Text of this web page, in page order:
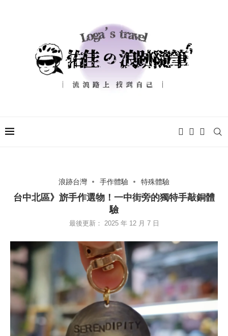
浪跡台灣 手作體驗 特殊體驗
台中北區》旂手作選物！一中街旁的獨特手敲銅體
驗
最後更新： 2025 年 12 月 7 日